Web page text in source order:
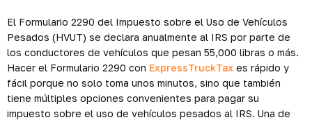
El Formulario 2290 del Impuesto sobre el Uso de Vehículos
Pesados (HVUT) se declara anualmente al IRS por parte de
los conductores de vehículos que pesan 55,000 libras o más.
Hacer el Formulario 2290 con ExpressTruckTax es rápido y
fácil porque no solo toma unos minutos, sino que también
tiene múltiples opciones convenientes para pagar su
impuesto sobre el uso de vehículos pesados al IRS. Una de